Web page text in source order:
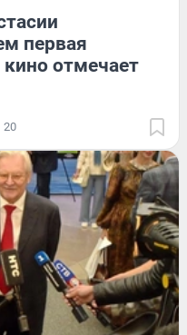
первая
кино отмечает
20